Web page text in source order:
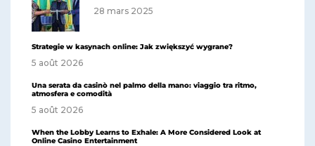
28 mars 2025
Strategie w kasynach online: Jak zwiększyć wygrane?
5 août 2026
Una serata da casinò nel palmo della mano: viaggio tra ritmo,
atmosfera e comodità
5 août 2026
When the Lobby Learns to Exhale: A More Considered Look at
Online Casino Entertainment